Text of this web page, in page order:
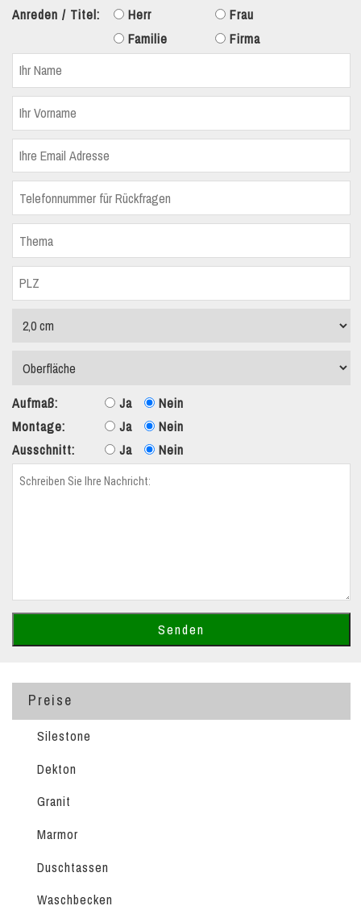
Anreden / Titel: Herr
Frau
Familie
Firma
Aufmaß: Ja
Nein
Montage:
Ja
Nein
Ausschnitt:
Ja Nein
Preise
Silestone
Dekton
Granit
Marmor
Duschtassen
Waschbecken